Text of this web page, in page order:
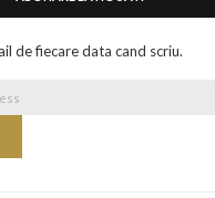
de fiecare data cand scriu.